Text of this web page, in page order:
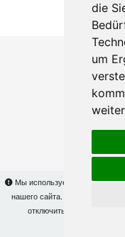
die
um
Мы используем cookies для
нашего сайта. На
отключить